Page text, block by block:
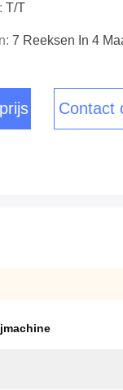
T/T
7 Reeksen In 4
Contact